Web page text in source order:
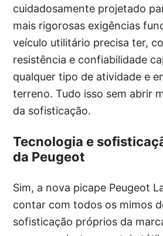
cuidadosamente projetado
mais rigorosas exigências
veículo utilitário precisa ter,
resistência e confiabilidade
qualquer tipo de atividade e
terreno. Tudo isso sem abrir
da sofisticação.
Tecnologia e
da Peugeot
Sim, a nova picape Peugeot
contar com todos os mimos
sofisticação próprios da